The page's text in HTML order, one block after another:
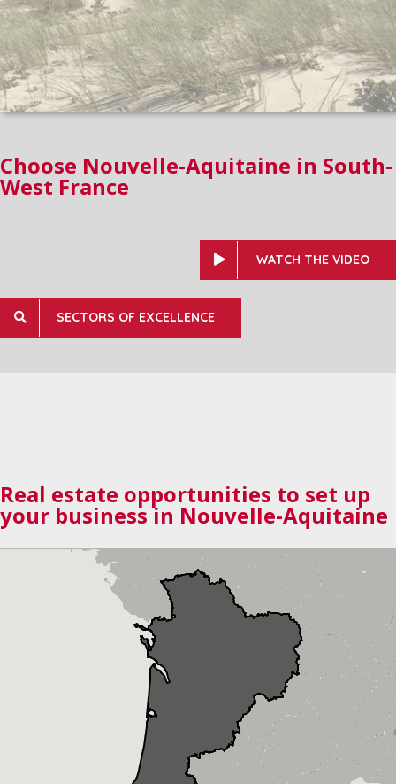
Choose Nouvelle-Aquitaine in South-
West France
WATCH THE VIDEO
SECTORS OF EXCELLENCE
Real estate opportunities to set up
your business in Nouvelle-Aquitaine